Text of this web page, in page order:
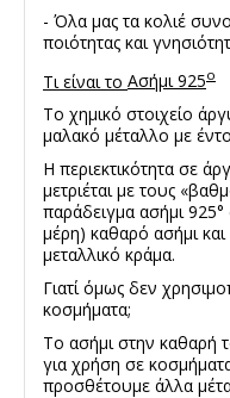
- Όλα μας τα κολιέ
ποιότητας και
Τι είναι το Ασήμι 925ο
Το χημικό στοιχείο
μαλακό μέταλλο με
Η περιεκτικότητα σε
μετριέται με τους
παράδειγμα ασήμι 925°
μέρη) καθαρό ασήμι
μεταλλικό κράμα.
Γιατί όμως δεν
κοσμήματα;
Το ασήμι στην καθαρή
για χρήση σε
προσθέτουμε άλλα